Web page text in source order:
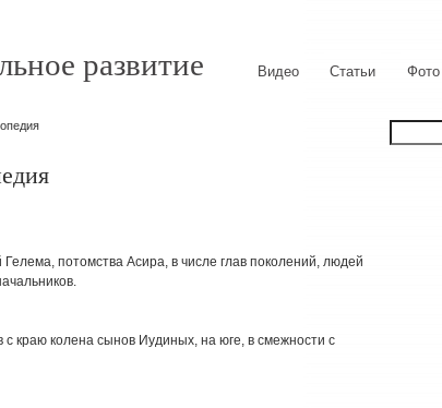
развитие Видео Статьи Фото
потомства Асира, в числе глав поколений, людей
краю колена сынов Иудиных, на юге, в смежности с